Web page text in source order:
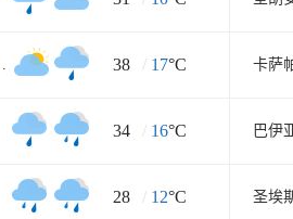
帅镇 38 / 17°C 卡萨
34 / 16°C 巴伊
28 / 12°C 圣埃